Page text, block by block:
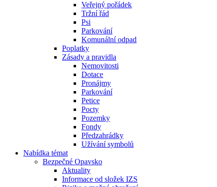
Veřejný pořádek
Tržní řád
Psi
Parkování
Komunální odpad
Poplatky
Zásady a pravidla
Nemovitosti
Dotace
Pronájmy
Parkování
Petice
Pocty
Pozemky
Fondy
Předzahrádky
Užívání symbolů
Nabídka témat
Bezpečné Opavsko
Aktuality
Informace od složek IZS